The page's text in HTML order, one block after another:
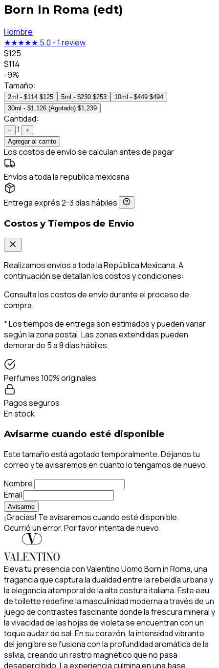
Born In Roma (edt)
Hombre
★★★★★ 5.0 -1 review
$125
$114
-9%
Tamaño:
2ml - $114 $125 5ml - $230 $253 10ml - $449 $494
30ml - $1,126 (Agotado) $1,239
Cantidad:
− 1
+
Agregar al carrito
Los costos de envío se calculan antes de pagar
Envíos a toda la republica mexicana
Entrega exprés 2-3 días hábiles
Costos y Tiempos de Envío
Realizamos envíos a toda la República Mexicana. A
continuación se detallan los costos y condiciones:
Consulta los costos de envío durante el proceso de
compra.
* Los tiempos de entrega son estimados y pueden variar
según la zona postal. Las zonas extendidas pueden
demorar de 5 a 8 días hábiles.
Perfumes 100% originales
Pagos seguros
En stock
Avisarme cuando esté disponible
Este tamaño está agotado temporalmente. Déjanos tu
correo y te avisaremos en cuanto lo tengamos de nuevo.
Nombre
Email
Avisarme
¡Gracias! Te avisaremos cuando esté disponible.
Ocurrió un error. Por favor intenta de nuevo.
Eleva tu presencia con Valentino Uomo Born in Roma, una
fragancia que captura la dualidad entre la rebeldía urbana y
la elegancia atemporal de la alta costura italiana. Este eau
de toilette redefine la masculinidad moderna a través de un
juego de contrastes fascinante donde la frescura mineral y
la vivacidad de las hojas de violeta se encuentran con un
toque audaz de sal. En su corazón, la intensidad vibrante
del jengibre se fusiona con la profundidad aromática de la
salvia, creando un rastro magnético que no pasa
desapercibido. La experiencia culmina en una base